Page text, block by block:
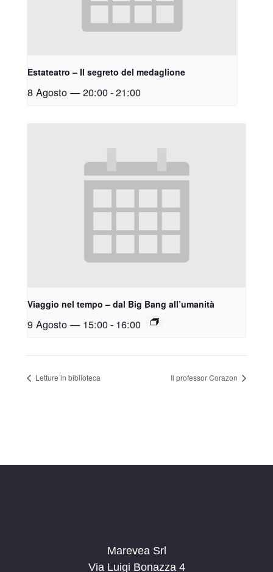
Estateatro – Il segreto del medaglione
8 Agosto — 20:00-21:00
Viaggio nel tempo – dal Big Bang all’umanità
9 Agosto — 15:00- 16:00
Letture in biblioteca Il professor Corazon
Marevea Srl
Via Luigi Bonazza 4